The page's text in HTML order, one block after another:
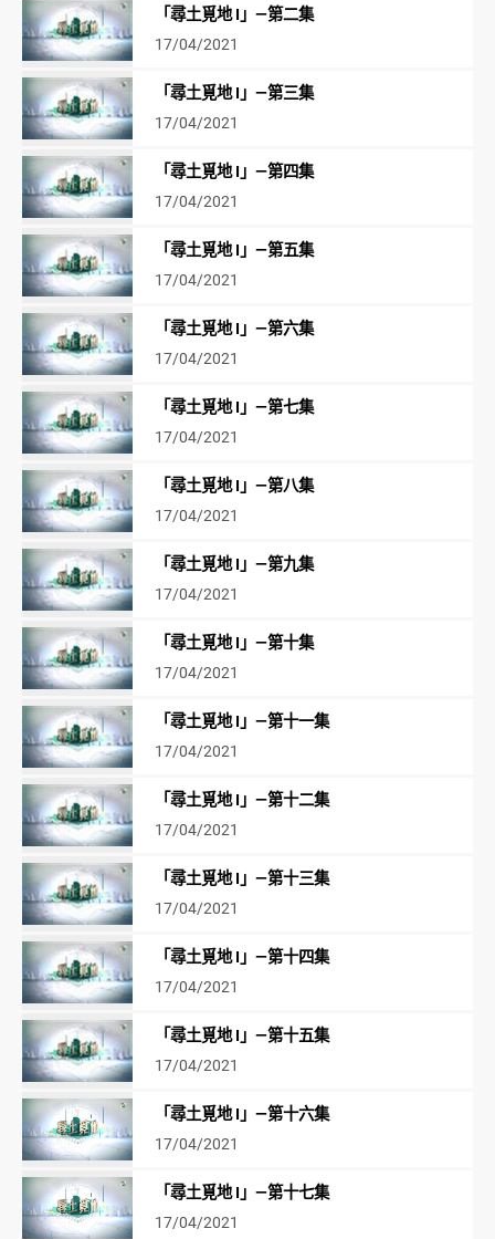
「尋土覓地 I」—第二集
17/04/2021
「尋土覓地 I」—第三集
17/04/2021
「尋土覓地 I」—第四集
17/04/2021
「尋土覓地 I」—第五集
17/04/2021
「尋土覓地 I」—第六集
17/04/2021
「尋土覓地 I」—第七集
17/04/2021
「尋土覓地 I」—第八集
17/04/2021
「尋土覓地 I」—第九集
17/04/2021
「尋土覓地 I」—第十集
17/04/2021
「尋土覓地 I」—第十一集
17/04/2021
「尋土覓地 I」—第十二集
17/04/2021
「尋土覓地 I」—第十三集
17/04/2021
「尋土覓地 I」—第十四集
17/04/2021
「尋土覓地 I」—第十五集
17/04/2021
「尋土覓地 I」—第十六集
17/04/2021
「尋土覓地 I」—第十七集
17/04/2021